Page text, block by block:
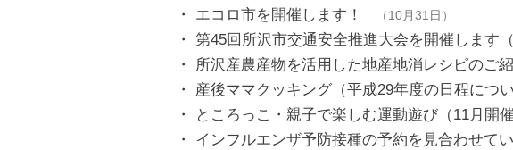
・ エコロ市を開催します！ （10月31日）
・ 第45回所沢市交通安全推進大会を開催します（
・ 所沢産農産物を活用した地産地消レシピのご
・ 産後ママクッキング（平成29年度の日程につい
・ ところっこ・親子で楽しむ運動遊び（11月開催
・ インフルエンザ予防接種の予約を見合わせて